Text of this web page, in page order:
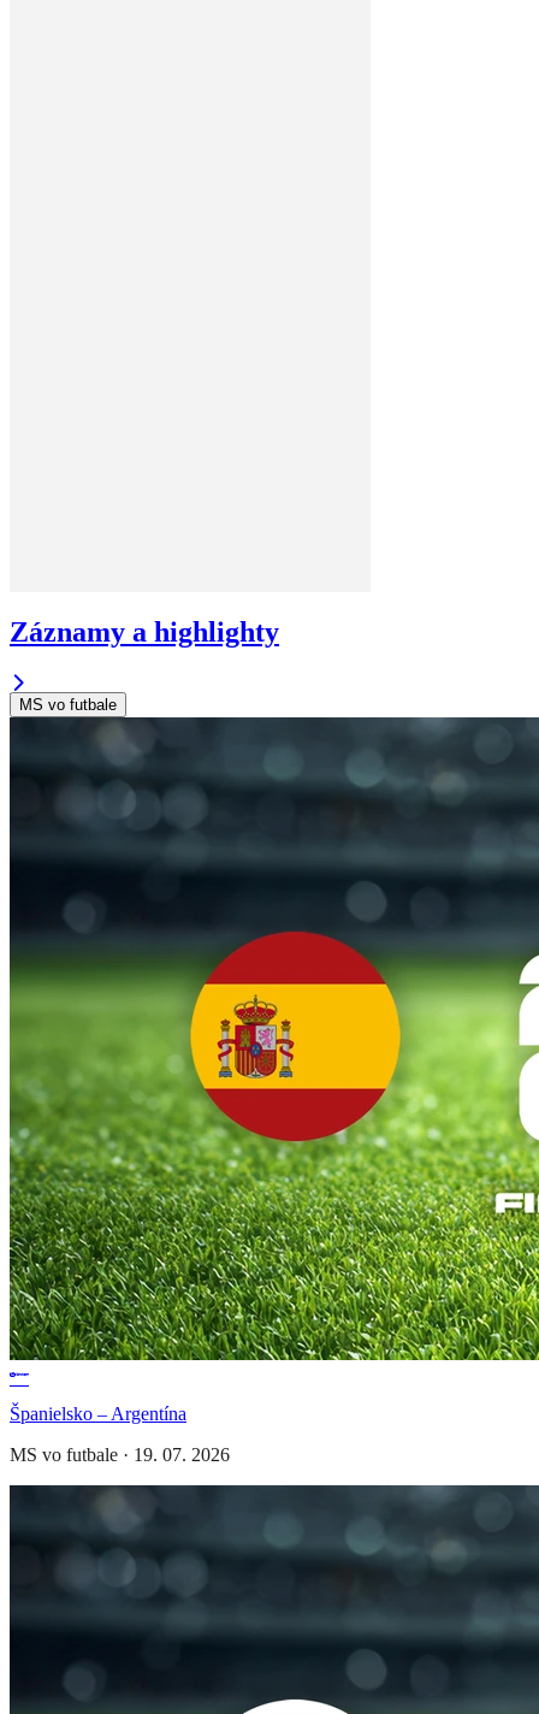
Záznamy a highlighty
MS vo futbale
Španielsko – Argentína
MS vo futbale · 19. 07. 2026